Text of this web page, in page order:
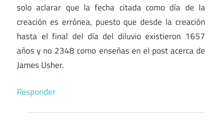
solo aclarar que la fecha citada como día de la
creación es errónea, puesto que desde la creación
hasta el final del día del diluvio existieron 1657
años y no 2348 como enseñas en el post acerca de
James Usher.
Responder